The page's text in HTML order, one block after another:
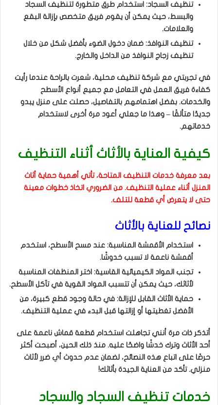
تنظيف السجاد: استخدام طرق متطورة لتنظيف السجاد
والبسط، حيث يمكن أن يقوم فريق متخصص بإزالة البقع
والعلامات.
تنظيف النوافذ: ضمان دخول الضوء بأفضل شكل من خلال
تنظيف زجاج النوافذ من الداخل والخارج.
في تجربتي مع شركة تنظيف محلية، شعرت بالراحة عندما رأيت
كفاءة فريق العمل في التعامل مع جميع أنواع الأسطح
والخدمات. بفضل اهتمامهم بالتفاصيل، حصلت على منزل يبدو
جديدًا متألقًا – وهذا ما جعلي أعود مرة أخرى لاستخدام
خدماتهم.
كيفية العناية بالأثاث أثناء التنظيف
بعد معرفة خدمات التنظيف المتاحة، تأتي أهمية حماية أثاث
المنزل أثناء عملية التنظيف. من الضروري اتخاذ خطوات معينة
حتى لا يتعرض أي قطعة للتلف.
نصائح للعناية بالأثاث
استخدام الأقمشة المناسبة: عند مسح الأسطح، استخدم
أقمشة ناعمة لا تسبب خدوشًا.
تجنب المواد الكيميائية القاسية: اختر المنظفات المناسبة
لأثاثك، حيث يمكن أن تتسبب المواد القوية في تآكل الأسطح.
حماية الأثاث القابل للإزالة: في حالة وجود قطع كبيرة، من
الأفضل تغطيتها أو إزالتها قبل البدء في عملية التنظيف.
أتذكر ذات مرة أنني تجاهلت استخدام قطعة قماش ناعمة على
أحد الأثاث وترك خدشًا واضحًا عليه. منذ ذلك الحين، أصبحت أكثر
حرصًا على اتباع هذه النصائح، لضمان عدم حدوث أي ضرر لأثاث
منزلي. تأكد من العناية الجيدة بأثاثك!
خدمات تنظيف السجاد والسجاد